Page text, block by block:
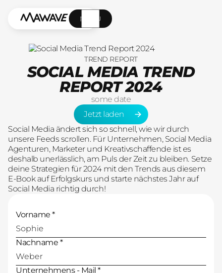
MENÜ
TREND REPORT
SOCIAL MEDIA TREND
REPORT 2024
some date
Jetzt laden
Jetzt laden
Social Media ändert sich so schnell, wie wir durch
unsere Feeds scrollen. Für Unternehmen, Social Media
Agenturen, Marketer und Kreativschaffende ist es
deshalb unerlässlich, am Puls der Zeit zu bleiben. Setze
deine Strategien für 2024 mit den Trends aus diesem
E-Book auf Erfolgskurs und starte nächstes Jahr auf
Social Media richtig durch!
Vorname *
Nachname *
Unternehmens - Mail *